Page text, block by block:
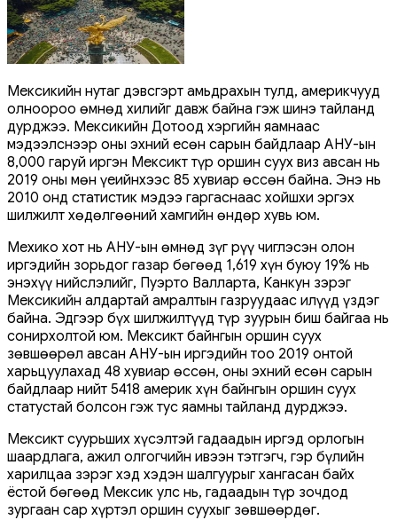
Мексикийн нутаг дэвсгэрт амьдрахын тулд, америкчууд
олноороо өмнөд хилийг давж байна гэж шинэ тайланд
дурджээ. Мексикийн Дотоод хэргийн яамнаас
мэдээлснээр оны эхний есөн сарын байдлаар АНУ-ын
8,000 гаруй иргэн Мексикт түр оршин суух виз авсан нь
2019 оны мөн үеийнхээс 85 хувиар өссөн байна. Энэ нь
2010 онд статистик мэдээ гаргаснаас хойшхи эргэх
шилжилт хөдөлгөөний хамгийн өндөр хувь юм.
Мехико хот нь АНУ-ын өмнөд зүг рүү чиглэсэн олон
иргэдийн зорьдог газар бөгөөд 1,619 хүн буюу 19% нь
энэхүү нийслэлийг, Пуэрто Валларта, Канкун зэрэг
Мексикийн алдартай амралтын газруудаас илүүд үздэг
байна. Эдгээр бүх шилжилтүүд түр зуурын биш байгаа нь
сонирхолтой юм. Мексикт байнгын оршин суух
зөвшөөрөл авсан АНУ-ын иргэдийн тоо 2019 онтой
харьцуулахад 48 хувиар өссөн, оны эхний есөн сарын
байдлаар нийт 5418 америк хүн байнгын оршин суух
статустай болсон гэж тус яамны тайланд дурджээ.
Мексикт суурьших хүсэлтэй гадаадын иргэд орлогын
шаардлага, ажил олгогчийн ивээн тэтгэгч, гэр бүлийн
харилцаа зэрэг хэд хэдэн шалгуурыг хангасан байх
ёстой бөгөөд Мексик улс нь, гадаадын түр зочдод
зургаан сар хүртэл оршин суухыг зөвшөөрдөг.